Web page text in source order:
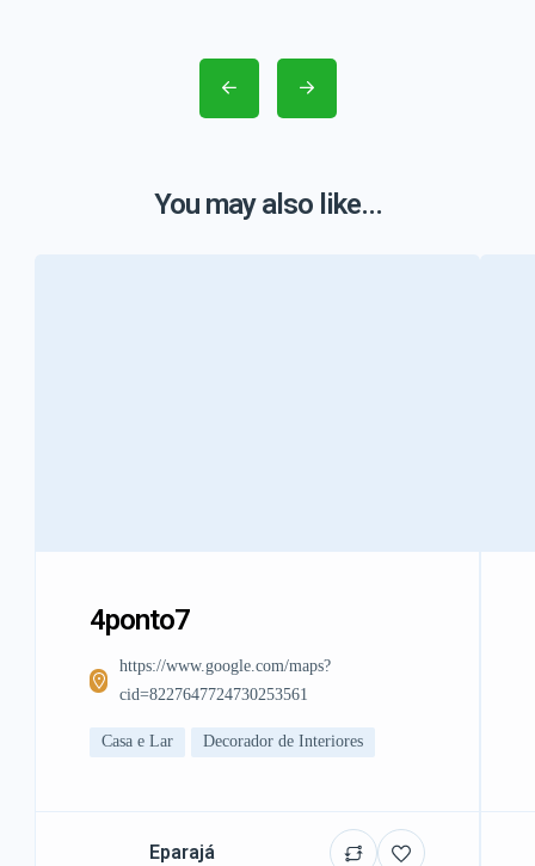
You may also like...
4ponto7
https://www.google.com/maps?
cid=8227647724730253561
Casa e Lar Decorador de Interiores
Eparajá